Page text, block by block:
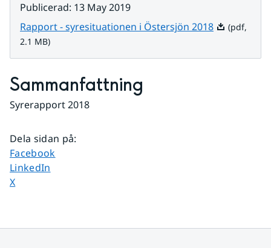
Publicerad: 13 May 2019
Rapport - syresituationen i Östersjön 2018Pdf, 2.1 MB.
(pdf,
2.1 MB)
Sammanfattning
Syrerapport 2018
Dela sidan på:
Dela sidan på
Facebook
Dela sidan på
LinkedIn
Dela sidan på
X